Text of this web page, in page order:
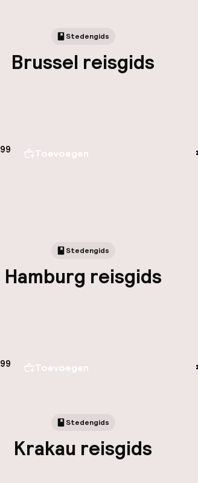
Stedengids
Brussel reisgids
99 Toevoegen
Stedengids
Hamburg reisgids
99 Toevoegen
Stedengids
Krakau reisgids